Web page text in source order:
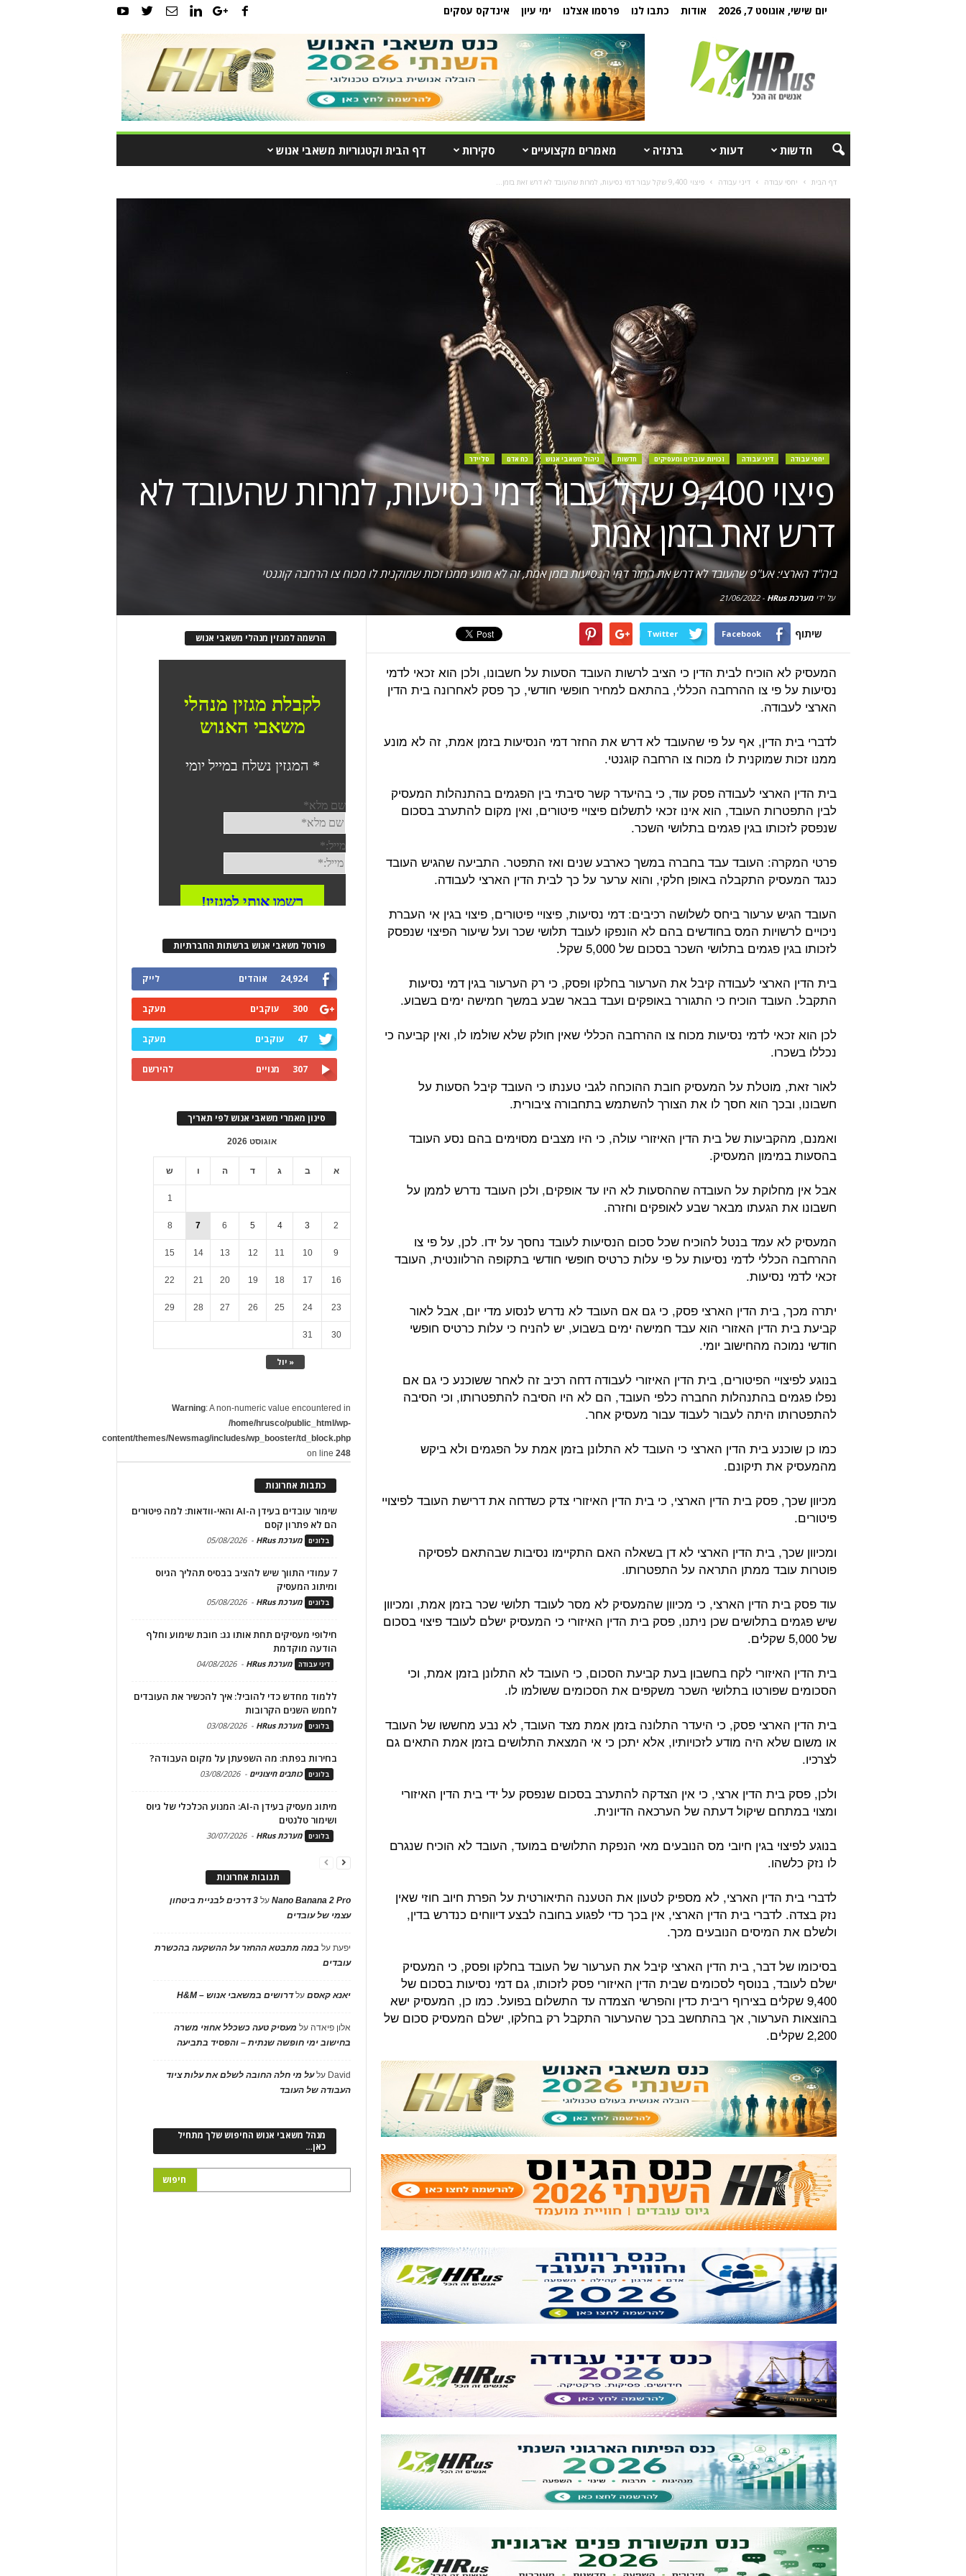
יום שישי, אוגוסט 7, 2026 אודות כתבו לנו פרסמו אצלנו ימי עיון אינדקס עסקים
חדשות דעות ברנז'ה מאמרים מקצועיים סקירות דף הבית וקטגוריות משאבי אנוש
דף הבית יחסי עבודה דיני עבודה פיצוי 9,400 שקל עבור דמי נסיעות, למרות שהעובד לא דרש זאת בזמן...
יחסי עבודה דיני עבודה זכויות עובדים ומעסיקים חדשות ניהול משאבי אנוש כח אדם סליידר
פיצוי 9,400 שקל עבור דמי נסיעות, למרות שהעובד לא
דרש זאת בזמן אמת
ביה"ד הארצי: אע"פ שהעובד לא דרש את החזר דמי הנסיעות בזמן אמת, זה לא מונע ממנו זכות שמוקנית לו מכוח צו הרחבה קוגנטי
על ידימערכת HRus -
21/06/2022
שיתוף Facebook
Twitter
המעסיק לא הוכיח לבית הדין כי הציב לרשות העובד הסעות על חשבונו, ולכן הוא זכאי לדמי
נסיעות על פי צו ההרחבה הכללי, בהתאם למחיר חופשי חודשי, כך פסק לאחרונה בית הדין
הארצי לעבודה.
לדברי בית הדין, אף על פי שהעובד לא דרש את החזר דמי הנסיעות בזמן אמת, זה לא מונע
ממנו זכות שמוקנית לו מכוח צו הרחבה קוגנטי.
בית הדין הארצי לעבודה פסק עוד, כי בהיעדר קשר סיבתי בין הפגמים בהתנהלות המעסיק
לבין התפטרות העובד, הוא אינו זכאי לתשלום פיצויי פיטורים, ואין מקום להתערב בסכום
שנפסק לזכותו בגין פגמים בתלושי השכר.
פרטי המקרה: העובד עבד בחברה במשך כארבע שנים ואז התפטר. התביעה שהגיש העובד
כנגד המעסיק התקבלה באופן חלקי, והוא ערער על כך לבית הדין הארצי לעבודה.
העובד הגיש ערעור ביחס לשלושה רכיבים: דמי נסיעות, פיצויי פיטורים, פיצוי בגין אי העברת
ניכויים לרשויות המס בחודשים בהם לא הונפקו לעובד תלושי שכר ועל שיעור הפיצוי שנפסק
לזכותו בגין פגמים בתלושי השכר בסכום של 5,000 שקל.
בית הדין הארצי לעבודה קיבל את הערעור בחלקו ופסק, כי רק הערעור בגין דמי נסיעות
התקבל. העובד הוכיח כי התגורר באופקים ועבד בבאר שבע במשך חמישה ימים בשבוע.
לכן הוא זכאי לדמי נסיעות מכוח צו ההרחבה הכללי שאין חולק שלא שולמו לו, ואין קביעה כי
נכללו בשכרו.
לאור זאת, מוטלת על המעסיק חובת ההוכחה לגבי טענתו כי העובד קיבל הסעות על
חשבונו, ובכך הוא חסך לו את הצורך להשתמש בתחבורה ציבורית.
ואמנם, מהקביעות של בית הדין האיזורי עולה, כי היו מצבים מסוימים בהם נסע העובד
בהסעות במימון המעסיק.
אבל אין מחלוקת על העובדה שההסעות לא היו עד אופקים, ולכן העובד נדרש לממן על
חשבונו את הגעתו מבאר שבע לאופקים וחזרה.
המעסיק לא עמד בנטל להוכיח שכל סכום הנסיעות לעובד נחסך על ידו. לכן, על פי צו
ההרחבה הכללי לדמי נסיעות על פי עלות כרטיס חופשי חודשי בתקופה הרלוונטית, העובד
זכאי לדמי נסיעות.
יתרה מכך, בית הדין הארצי פסק, כי גם אם העובד לא נדרש לנסוע מדי יום, אבל לאור
קביעת בית הדין האזורי הוא עבד חמישה ימים בשבוע, יש להניח כי עלות כרטיס חופשי
חודשי נמוכה מהחישוב יומי.
בנוגע לפיצויי הפיטורים, בית הדין האיזורי לעבודה דחה רכיב זה לאחר ששוכנע כי גם אם
נפלו פגמים בהתנהלות החברה כלפי העובד, הם לא היו הסיבה להתפטרותו, וכי הסיבה
להתפטרותו היתה לעבור לעבוד עבור מעסיק אחר.
כמו כן שוכנע בית הדין הארצי כי העובד לא התלונן בזמן אמת על הפגמים ולא ביקש
מהמעסיק את תיקונם.
מכיוון שכך, פסק בית הדין הארצי, כי בית הדין האיזורי צדק כשדחה את דרישת העובד לפיצויי
פיטורים.
ומכיוון שכך, בית הדין הארצי לא דן בשאלה האם התקיימו נסיבות שבהתאם לפסיקה
פוטרות עובד ממתן התראה על התפטרותו.
עוד פסק בית הדין הארצי, כי מכיוון שהמעסיק לא מסר לעובד תלושי שכר בזמן אמת, ומכיוון
שיש פגמים בתלושים שכן ניתנו, פסק בית הדין האיזורי כי המעסיק ישלם לעובד פיצוי בסכום
של 5,000 שקלים.
בית הדין האיזורי לקח בחשבון בעת קביעת הסכום, כי העובד לא התלונן בזמן אמת, וכי
הסכומים שפורטו בתלושי השכר משקפים את הסכומים ששולמו לו.
בית הדין הארצי פסק, כי היעדר התלונה בזמן אמת מצד העובד, לא נבע מחששו של העובד
או משום שלא היה מודע לזכויותיו, אלא יתכן כי אי המצאת התלושים בזמן אמת התאים גם
לצרכיו.
ולכן, פסק בית הדין ארצי, כי אין הצדקה להתערב בסכום שנפסק על ידי בית הדין האיזורי
ומצוי במתחם שיקול דעתה של הערכאה הדיונית.
בנוגע לפיצוי בגין חיובי מס הנובעים מאי הנפקת התלושים במועד, העובד לא הוכיח שנגרם
לו נזק כלשהו.
לדברי בית הדין הארצי, לא מספיק לטעון את הטענה התיאורטית על הפרת חיוב חוזי שאין
נזק בצדה. לדברי בית הדין הארצי, אין בכך כדי לפגוע בחובה לבצע דיווחים כנדרש בדין,
ולשלם את המיסים הנובעים מכך.
בסיכומו של דבר, בית הדין הארצי קיבל את הערעור של העובד בחלקו ופסק, כי המעסיק
ישלם לעובד, בנוסף לסכומים שבית הדין האיזורי פסק לזכותו, גם דמי נסיעות בסכום של
9,400 שקלים בצירוף ריבית כדין והפרשי הצמדה עד התשלום בפועל. כמו כן, המעסיק ישא
בהוצאות הערעור, אך בהתחשב בכך שהערעור התקבל רק בחלקו, ישלם המעסיק סכום של
2,200 שקלים.
הרשמה למגזין מנהלי משאבי אנוש
פורטל משאבי אנוש ברשתות החברתיות
24,924 אוהדים לייק
300 עוקבים מעקב
47 עוקבים מעקב
307 מנויים להירשם
סינון מאמרי משאבי אנוש לפי תאריך
אוגוסט 2026
א ב ג ד ה ו ש
« יול
1
2
3
4
5
6
7
8
9
10
11
12
13
14
15
16
17
18
19
20
21
22
23
24
25
26
27
28
29
30
31
Warning: A non-numeric value encountered in
/home/hrusco/public_html/wp-
content/themes/Newsmag/includes/wp_booster/td_block.php
on line248
כתבות אחרונות
שימור עובדים בעידן ה-AI והאי-וודאות: למה פיטורים
הם לא פתרון קסם
בלוגים מערכת HRus -
05/08/2026
7 עמודי התווך שיש להציב בבסיס תהליך הגיוס
ומיתוג המעסיק
בלוגים מערכת HRus -
05/08/2026
חילופי מעסיקים תחת אותו גג: חובת שימוע וחלף
הודעה מוקדמת
דיני עבודה מערכת HRus -
04/08/2026
ללמוד מחדש כדי להוביל: איך להכשיר את העובדים
לחמש השנים הקרובות
בלוגים מערכת HRus -
03/08/2026
בחירות בפתח: מה השפעתן על מקום העבודה?
בלוגים כותבים חיצוניים -
03/08/2026
מיתוג מעסיק בעידן ה-AI: המנוע הכלכלי של גיוס
ושימור טלנטים
בלוגים מערכת HRus -
30/07/2026
תגובות אחרונות
Nano Banana 2 Proעל
3 דרכים לבניית ביטחון
עצמי של עובדים
יפעתעל במה מתבטא ההחזר על ההשקעה בהכשרת
עובדים
יאנא קאסםעלדרושים במשאבי אנוש – H&M
אלון פיאדה על מעסיק טעה כשכלל אחוזי משרה
בחישוב ימי חופשה שנתית – והפסיד בתביעה
David עלעל מי חלה החובה לשלם את עלות ציוד
העבודה של העובד
מנהל משאבי אנוש החיפוש שלך מתחיל
כאן…